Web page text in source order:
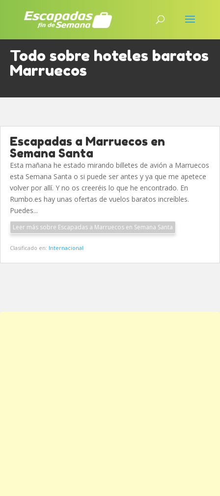
Todo sobre hoteles baratos
Marruecos
Escapadas a Marruecos en
Semana Santa
Esta mañana he estado mirando billetes de avión a Marruecos
esta Semana Santa o si puede ser antes y ya que me apetece
volver por allí. Y no os creeréis lo que he encontrado. En
Rumbo.es hay unas ofertas de vuelos baratos increíbles.
Puedes...
Leer más sobre Escapadas a Marruecos en Semana Santa
Clasificado en: Internacional